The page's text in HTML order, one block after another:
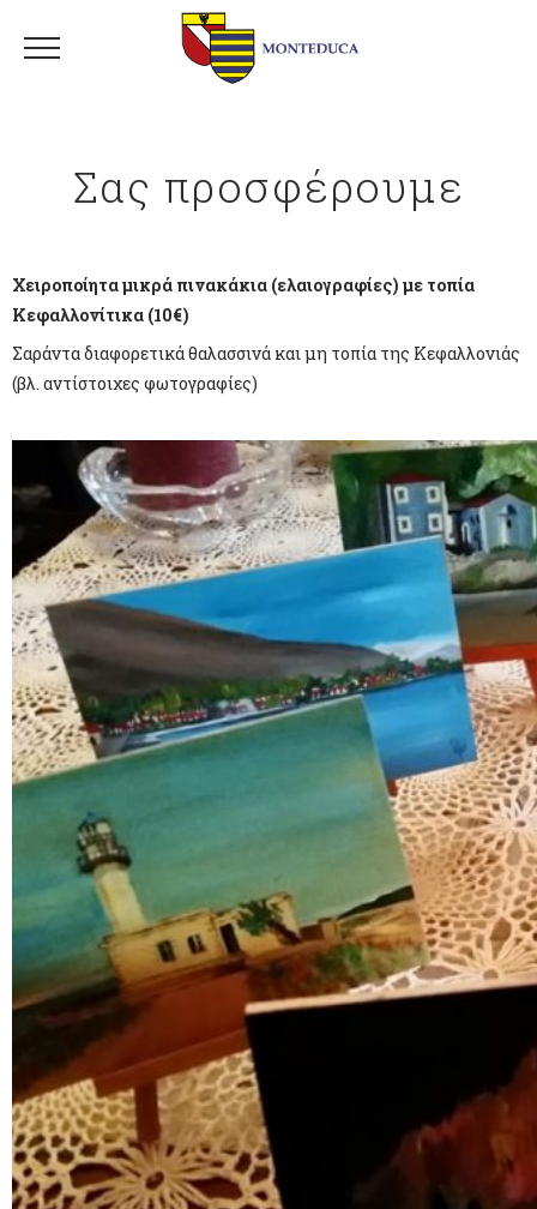
Σας προσφέρουμε
Χειροποίητα μικρά πινακάκια (ελαιογραφίες) με τοπία
Κεφαλλονίτικα (10€)
Σαράντα διαφορετικά θαλασσινά και μη τοπία της Κεφαλλονιάς
(βλ. αντίστοιχες φωτογραφίες)